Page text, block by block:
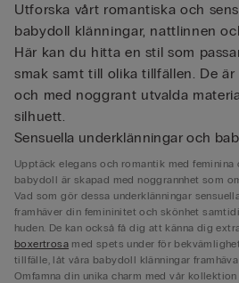
Utforska vårt romantiska och
babydoll klänningar, nattlinnen
Här kan du hitta en stil som
smak samt till olika tillfällen. De
och med noggrant utvalda
silhuett.
Sensuella underklänningar och
Upptäck elegans och romantik med feminina
babydoll är skapad med noggrannhet som
Vad som gör dessa underklänningar
framhäver din femininitet och skönhet
huden. De kan också få dig att känna dig
boxertrosa med spets under för
tillfälle, låt våra babydoll klänningar
Omfamna din unika charm med vår